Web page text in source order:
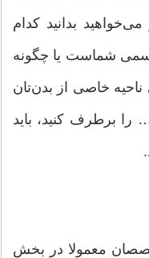
بدانید کدام
شماست یا چگونه
خاصی از بدن‌تان
را برطرف کنید، باید
معمولا در بخش